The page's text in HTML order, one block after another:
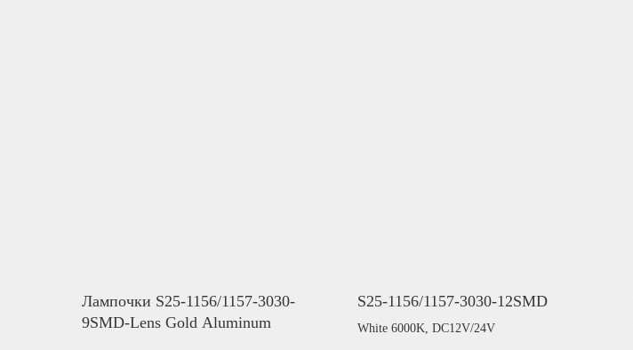
Лампочки S25-1156/1157-3030-
9SMD-Lens Gold Aluminum
S25-1156/1157-3030-12SMD
White 6000K, DC12V/24V